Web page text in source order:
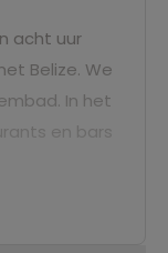
acht uur
Belize. We
In het
en bars